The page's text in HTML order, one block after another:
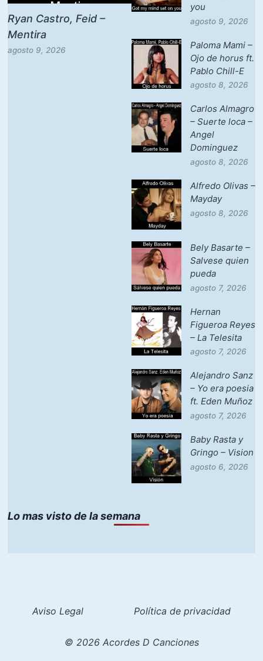
Ryan Castro, Feid –
Mentira
agosto 9, 2026
you
agosto 9, 2026
Paloma Mami –
Ojo de horus ft.
Pablo Chill-E
agosto 8, 2026
Carlos Almagro
– Suerte loca –
Angel
Dominguez
agosto 8, 2026
Alfredo Olivas –
Mayday
agosto 8, 2026
Bely Basarte –
Salvese quien
pueda
agosto 7, 2026
Hernan
Figueroa Reyes
– La Telesita
agosto 7, 2026
Alejandro Sanz
– Yo era poesia
ft. Eden Muñoz
agosto 7, 2026
Baby Rasta y
Gringo – Vision
agosto 6, 2026
Lo mas visto de la semana
Aviso Legal Política de privacidad
© 2026 Acordes D Canciones